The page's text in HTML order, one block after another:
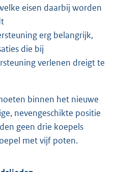
eisen daarbij worden
erg belangrijk,
die bij
verlenen dreigt te
binnen het nieuwe
nevengeschikte positie
geen drie koepels
met vijf poten.